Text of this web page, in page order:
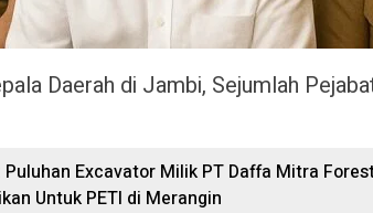
Daerah di Jambi, Sejumlah
Puluhan Excavator Milik PT Daffa Mitra
Untuk PETI di Merangin